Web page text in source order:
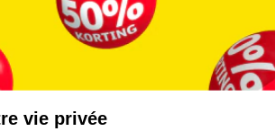
Coordonnées de l’entreprise
Plus durable
vie privée